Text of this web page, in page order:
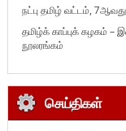
நட்பு தமிழ் வட்டம்,
தமிழ்க் காப்புக் கழகம்
நூலரங்கம்
செய்திகள்